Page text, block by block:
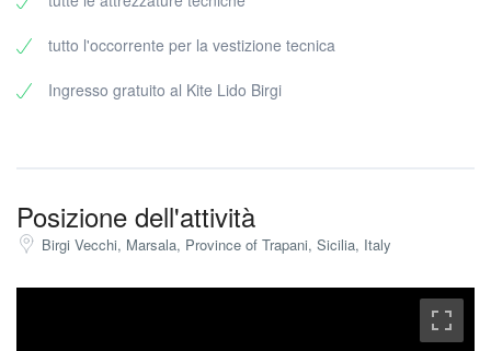
tutto l'occorrente per la vestizione tecnica
Ingresso gratuito al Kite Lido Birgi
Posizione dell'attività
Birgi Vecchi, Marsala, Province of Trapani, Sicilia, Italy